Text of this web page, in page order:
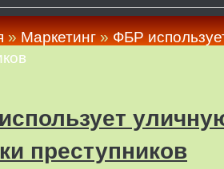
»Маркетинг»ФБР
преступников